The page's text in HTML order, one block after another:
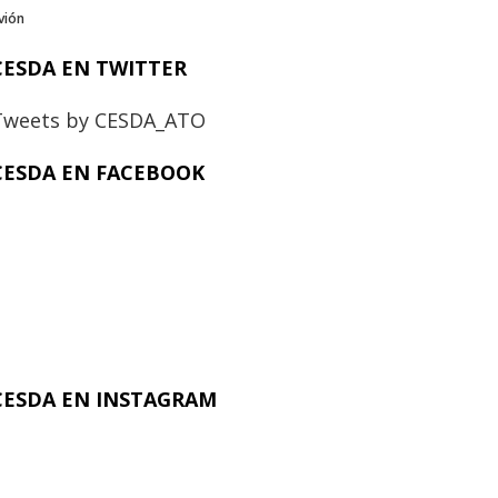
EN TWITTER
by CESDA_ATO
EN FACEBOOK
EN INSTAGRAM